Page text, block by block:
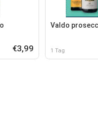
€3,99
Valdo
1 Tag